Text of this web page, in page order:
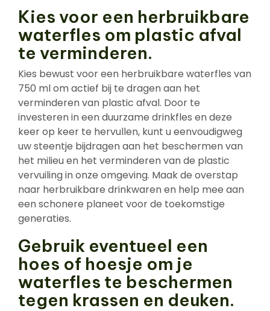
Kies voor een herbruikbare
waterfles om plastic afval
te verminderen.
Kies bewust voor een herbruikbare waterfles van
750 ml om actief bij te dragen aan het
verminderen van plastic afval. Door te
investeren in een duurzame drinkfles en deze
keer op keer te hervullen, kunt u eenvoudigweg
uw steentje bijdragen aan het beschermen van
het milieu en het verminderen van de plastic
vervuiling in onze omgeving. Maak de overstap
naar herbruikbare drinkwaren en help mee aan
een schonere planeet voor de toekomstige
generaties.
Gebruik eventueel een
hoes of hoesje om je
waterfles te beschermen
tegen krassen en deuken.